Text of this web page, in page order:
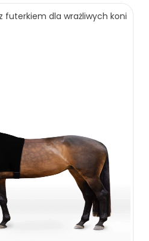
zł 249.00 zł
futerkiem dla wrażliwych koni